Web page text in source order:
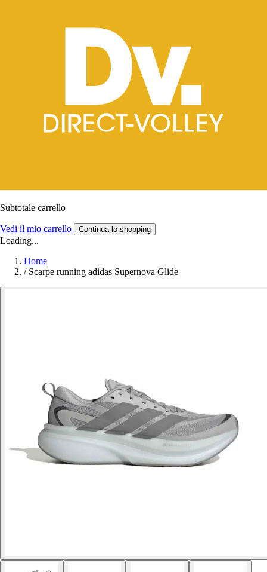
Subtotale carrello
Vedi il mio carrello Continua lo shopping
Loading...
Home
/ Scarpe running adidas Supernova Glide